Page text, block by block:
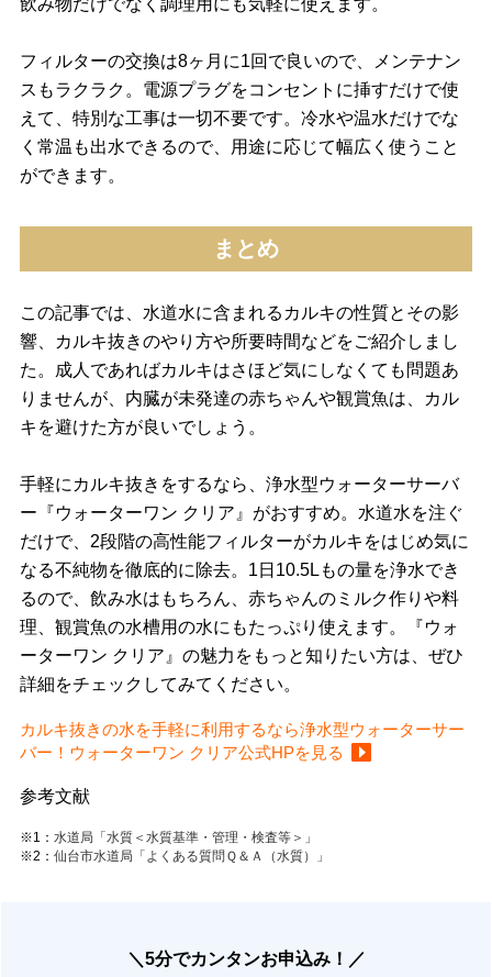
飲み物だけでなく調理用にも気軽に使えます。
フィルターの交換は8ヶ月に1回で良いので、メンテナン
スもラクラク。電源プラグをコンセントに挿すだけで使
えて、特別な工事は一切不要です。冷水や温水だけでな
く常温も出水できるので、用途に応じて幅広く使うこと
ができます。
まとめ
この記事では、水道水に含まれるカルキの性質とその影
響、カルキ抜きのやり方や所要時間などをご紹介しまし
た。成人であればカルキはさほど気にしなくても問題あ
りませんが、内臓が未発達の赤ちゃんや観賞魚は、カル
キを避けた方が良いでしょう。
手軽にカルキ抜きをするなら、浄水型ウォーターサーバ
ー『ウォーターワン クリア』がおすすめ。水道水を注ぐ
だけで、2段階の高性能フィルターがカルキをはじめ気に
なる不純物を徹底的に除去。1日10.5Lもの量を浄水でき
るので、飲み水はもちろん、赤ちゃんのミルク作りや料
理、観賞魚の水槽用の水にもたっぷり使えます。『ウォ
ーターワン クリア』の魅力をもっと知りたい方は、ぜひ
詳細をチェックしてみてください。
カルキ抜きの水を手軽に利用するなら浄水型ウォーターサー
バー！ウォーターワン クリア公式HPを見る
参考文献
※1： 水道局「水質＜水質基準・管理・検査等＞」
※2： 仙台市水道局「よくある質問Ｑ＆Ａ（水質）」
＼5分でカンタンお申込み！／